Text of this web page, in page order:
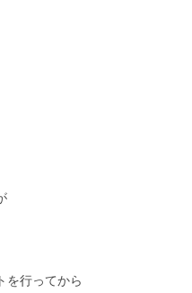
を行ってから